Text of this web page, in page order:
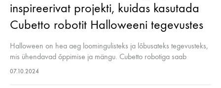
inspireerivat projekti, kuidas kasutada
Cubetto robotit Halloweeni tegevustes
Halloween on hea aeg loomingulisteks ja lõbusateks tegevusteks,
mis ühendavad õppimise ja mängu. Cubetto robotiga saab
Halloweeni tähistada mitmel põneval viisil, mis pakuvad lastele
07.10.2024